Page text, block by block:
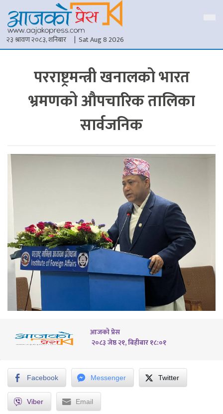
२३ श्रावण २०८३, शनिबार | Sat Aug 8 2026
परराष्ट्रमन्त्री खनालको भारत
भ्रमणको औपचारिक तालिका
सार्वजनिक
आजको प्रेस
२०८३ जेष्ठ २१, बिहीबार १८:०१
Facebook Messenger Twitter
Viber Email